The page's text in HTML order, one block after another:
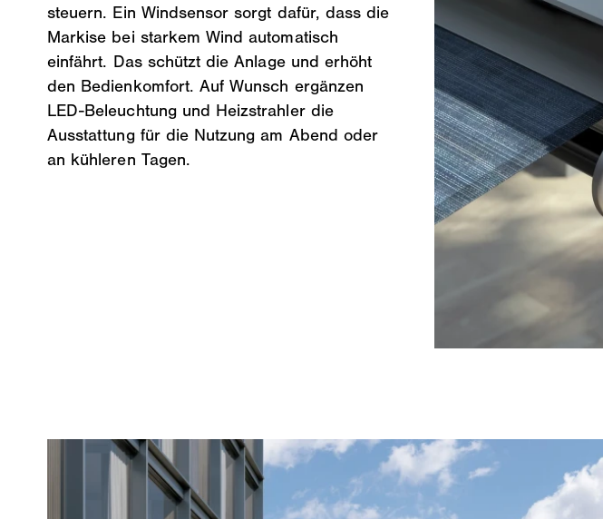
steuern. Ein Windsensor sorgt dafür, dass die
Markise bei starkem Wind automatisch
einfährt. Das schützt die Anlage und erhöht
den Bedienkomfort. Auf Wunsch ergänzen
LED-Beleuchtung und Heizstrahler die
Ausstattung für die Nutzung am Abend oder
an kühleren Tagen.